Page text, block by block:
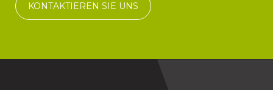
KONTAKTIEREN SIE UNS